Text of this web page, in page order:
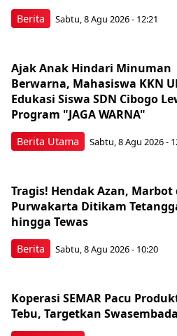
Berita Sabtu, 8 Agu 2026 - 12:21
Berita Utama
Ajak Anak Hindari Minuman
Berwarna, Mahasiswa KKN
Edukasi Siswa SDN Cibogo
Program "JAGA WARNA"
Sabtu, 8 Agu 2026 -
Berita
Tragis! Hendak Azan, Marbot
Purwakarta Ditikam
hingga Tewas
Sabtu, 8 Agu 2026 - 10:20
Koperasi SEMAR Pacu
Tebu, Targetkan